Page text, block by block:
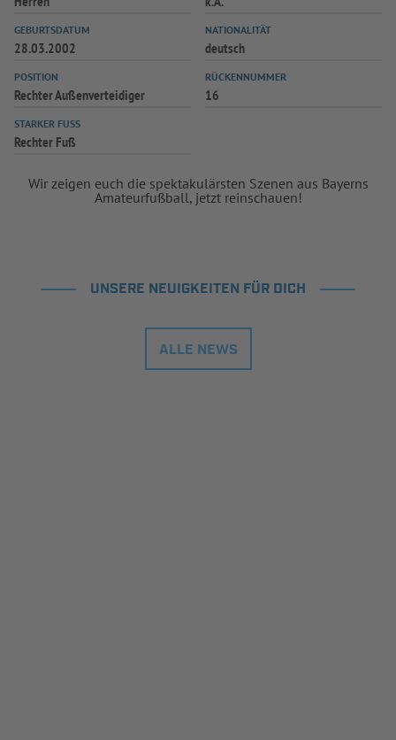
GEBURTSDATUM
28.03.2002
NATIONALITÄT
deutsch
POSITION
Rechter Außenverteidiger
RÜCKENNUMMER
16
STARKER FUSS
Rechter Fuß
Wir zeigen euch die spektakulärsten Szenen aus Bayerns
Amateurfußball, jetzt reinschauen!
UNSERE NEUIGKEITEN FÜR DICH
ALLE NEWS